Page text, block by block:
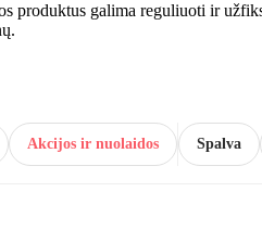
produktus galima reguliuoti ir
Akcijos ir nuolaidos Spalva